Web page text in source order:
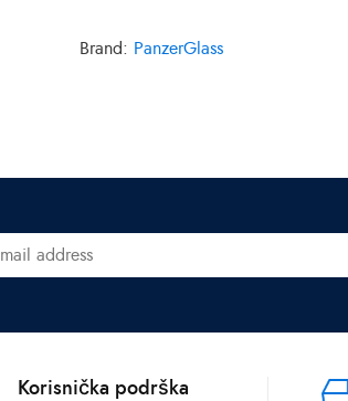
Brand: PanzerGlass
Korisnička podrška